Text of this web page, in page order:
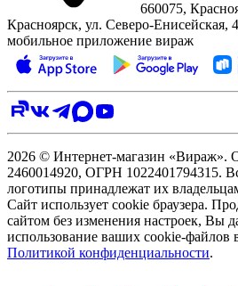
660075,
Красноярск, ул. Северо‑Енисейская,
мобильное приложение вираж
2026 © Интернет-магазин
2460014920, ОГРН 1022401794315.
логотипы принадлежат их
Сайт использует cookie браузера.
сайтом без изменения настроек, Вы
использование ваших cookie-файлов
Политикой конфиденциальности.